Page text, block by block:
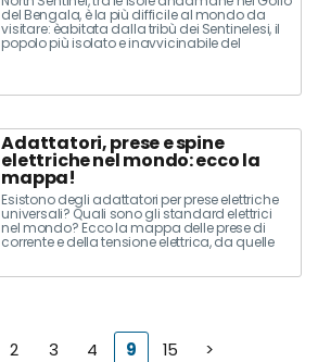
del Bengala, è la più difficile al mondo da
visitare: èabitata dalla tribù dei Sentinelesi, il
popolo più isolato e inavvicinabile del
pianeta
Adattatori, prese e spine
elettriche nel mondo: ecco la
mappa!
Esistono degli adattatori per prese elettriche
universali? Quali sono gli standard elettrici
nel mondo? Ecco la mappa delle prese di
corrente e della tensione elettrica, da quelle
inglesi alle giapponesi, dalla Russia agli Stati
2 3 4 9 15 >